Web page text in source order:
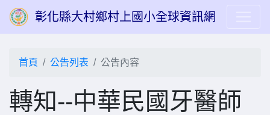
彰化縣大村鄉村上國小全球資訊網
首頁 公告列表 公告內容
轉知--中華民國牙醫師